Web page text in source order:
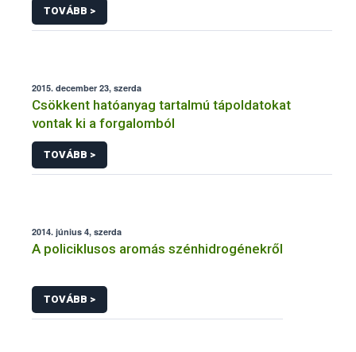
TOVÁBB >
2015. december 23, szerda
Csökkent hatóanyag tartalmú tápoldatokat
vontak ki a forgalomból
TOVÁBB >
2014. június 4, szerda
A policiklusos aromás szénhidrogénekről
TOVÁBB >